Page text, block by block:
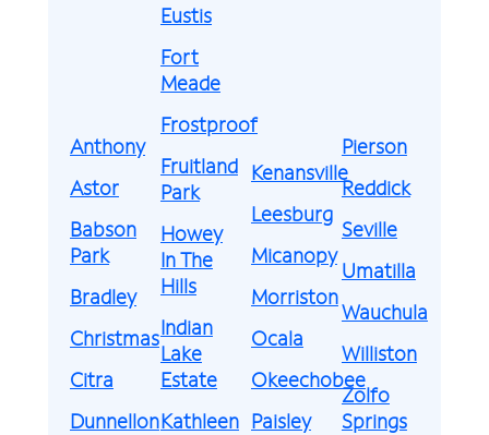
Anthony
Astor
Babson
Park
Bradley
Christmas
Citra
Dunnellon
Eustis
Fort
Meade
Frostproof
Fruitland
Park
Howey
In The
Hills
Indian
Lake
Estate
Kathleen
Kenansville
Leesburg
Micanopy
Morriston
Ocala
Okeechobee
Paisley
Pierson
Reddick
Seville
Umatilla
Wauchula
Williston
Zolfo
Springs